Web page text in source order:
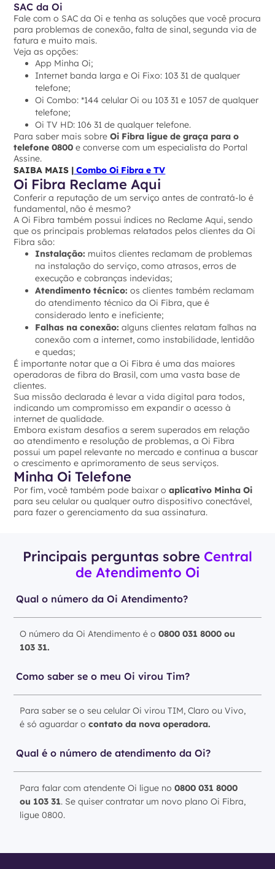
SAC da Oi
Fale com o SAC da Oi e tenha as soluções que você procura
para problemas de conexão, falta de sinal, segunda via de
fatura e muito mais.
Veja as opções:
App Minha Oi;
Internet banda larga e Oi Fixo: 103 31 de qualquer
telefone;
Oi Combo: *144 celular Oi ou 103 31 e 1057 de qualquer
telefone;
Oi TV HD: 106 31 de qualquer telefone.
Para saber mais sobre Oi Fibra ligue de graça para o
telefone 0800 e converse com um especialista do Portal
Assine.
SAIBA MAIS | Combo Oi Fibra e TV
Oi Fibra Reclame Aqui
Conferir a reputação de um serviço antes de contratá-lo é
fundamental, não é mesmo?
A Oi Fibra também possui índices no Reclame Aqui, sendo
que os principais problemas relatados pelos clientes da Oi
Fibra são:
Instalação: muitos clientes reclamam de problemas
na instalação do serviço, como atrasos, erros de
execução e cobranças indevidas;
Atendimento técnico:os clientes também reclamam
do atendimento técnico da Oi Fibra, que é
considerado lento e ineficiente;
Falhas na conexão: alguns clientes relatam falhas na
conexão com a internet, como instabilidade, lentidão
e quedas;
É importante notar que a Oi Fibra é uma das maiores
operadoras de fibra do Brasil, com uma vasta base de
clientes.
Sua missão declarada é levar a vida digital para todos,
indicando um compromisso em expandir o acesso à
internet de qualidade.
Embora existam desafios a serem superados em relação
ao atendimento e resolução de problemas, a Oi Fibra
possui um papel relevante no mercado e continua a buscar
o crescimento e aprimoramento de seus serviços.
Minha Oi Telefone
Por fim, você também pode baixar oaplicativo Minha Oi
para seu celular ou qualquer outro dispositivo conectável,
para fazer o gerenciamento da sua assinatura.
Principais perguntas sobre Central
de Atendimento Oi
Qual o número da Oi Atendimento?
O número da Oi Atendimento é o 0800 031 8000 ou
103 31.
Como saber se o meu Oi virou Tim?
Para saber se o seu celular Oi virou TIM, Claro ou Vivo,
é só aguardar o contato da nova operadora.
Qual é o número de atendimento da Oi?
Para falar com atendente Oi ligue no0800 031 8000
ou 103 31. Se quiser contratar um novo plano Oi Fibra,
ligue 0800.